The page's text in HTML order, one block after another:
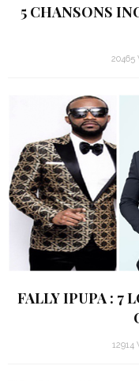
5 CHANSONS
20465
FALLY IPUPA : 7
12914